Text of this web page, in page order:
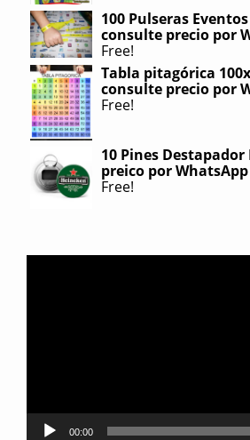
100 Pulseras
consulte precio por
Free!
Tabla pitagórica
consulte precio por
Free!
10 Pines
preico por WhatsApp
Free!
00:00